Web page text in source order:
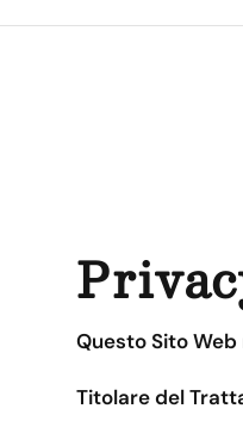
Questo Sito
Titolare del